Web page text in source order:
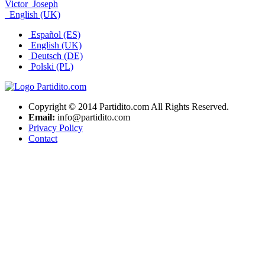
Victor_Joseph
English (UK)
Español (ES)
English (UK)
Deutsch (DE)
Polski (PL)
Copyright © 2014 Partidito.com All Rights Reserved.
Email: info@partidito.com
Privacy Policy
Contact